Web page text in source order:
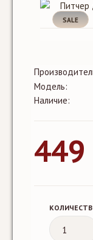
SALE
Модель:
Наличие:
449